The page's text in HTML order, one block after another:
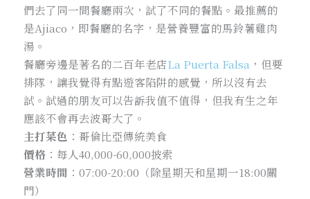
們去了同一間餐廳兩次，試了不同的餐點。最推薦的
是Ajiaco，即餐廳的名字，是營養豐富的馬鈴薯雞肉
湯。
餐廳旁邊是著名的二百年老店La Puerta Falsa ，但要
排隊，讓我覺得有點遊客陷阱的感覺，所以沒有去
試。試過的朋友可以告訴我值不值得，但我有生之年
應該不會再去波哥大了。
主打菜色 ：哥倫比亞傳統美食
價格：每人40,000-60,000披索
營業時間 ：07:00-20:00（除星期天和星期一18:00關
門）